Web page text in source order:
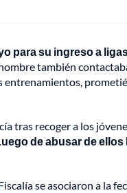
para su ingreso a
también
entrenamientos,
tras recoger a los
de abusar de
se asociaron a la